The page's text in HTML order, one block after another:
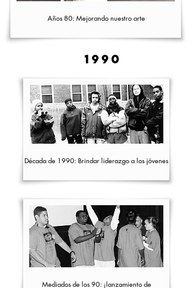
Años 80: Mejorando nuestro arte
1990
Década de 1990: Brindar liderazgo a los jóvenes
Mediados de los 90: ¡lanzamiento de